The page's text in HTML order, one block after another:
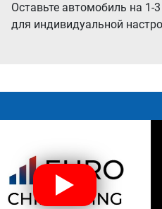
Оставьте автомобиль на 1-
для индивидуальной